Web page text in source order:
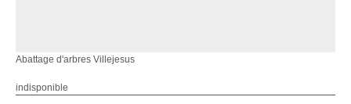
Abattage d'arbres Villejesus
indisponible